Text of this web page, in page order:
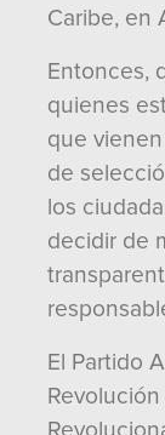
Caribe, en
Entonces,
quienes
que
de
los
decidir de
El Partido